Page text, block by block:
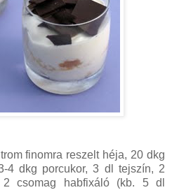
finomra reszelt héja, 20 dkg
4 dkg porcukor, 3 dl tejszín, 2
csomag habfixáló (kb. 5 dl